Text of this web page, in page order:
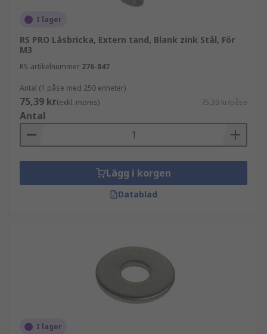
I lager
RS PRO Låsbricka, Extern tand, Blank zink Stål, För
M3
RS-artikelnummer 276-847
Antal (1 påse med 250 enheter)
75,39 kr(exkl. moms) 75,39 kr/påse
Antal
Lägg i korgen
Datablad
I lager